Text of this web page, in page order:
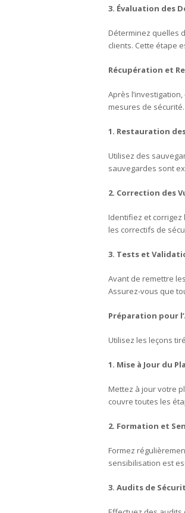
3. Évaluation des
Déterminez quelles
clients. Cette étape
Récupération et
Après
mesures de sécurité.
1. Restauration
Utilisez des
sauvegardes sont
2. Correction des
Identifiez et
les correctifs de
3. Tests et
Avant de remettre
Assurez-vous que
Préparation pour
Utilisez les leçons
1. Mise à Jour du
Mettez à jour votre
couvre toutes les
2. Formation et
Formez
sensibilisation est
3. Audits de